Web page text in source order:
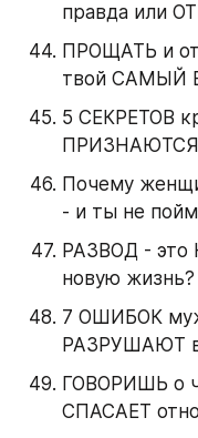
правда или
ПРОЩАТЬ и
твой САМЫЙ
5 СЕКРЕТОВ
ПРИЗНАЮТСЯ
Почему
- и ты не
РАЗВОД -
новую жизнь?
7 ОШИБОК
РАЗРУШАЮТ
ГОВОРИШЬ о
СПАСАЕТ